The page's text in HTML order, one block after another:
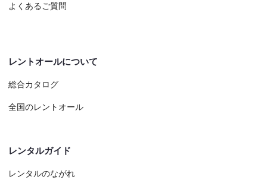
よくあるご質問
レントオールについて
総合カタログ
全国のレントオール
レンタルガイド
レンタルのながれ